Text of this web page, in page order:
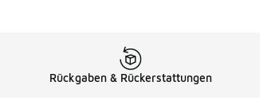
Rückgaben & Rückerstattungen